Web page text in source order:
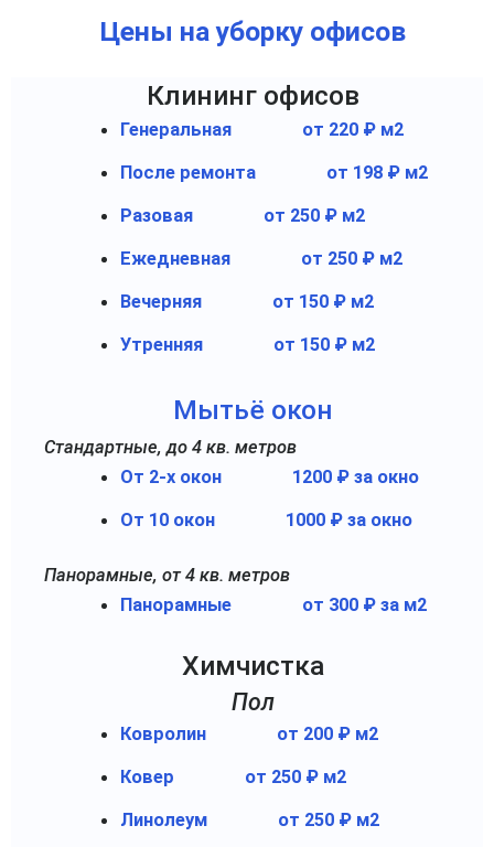
Цены на уборку офисов
Клининг офисов
Генеральная от 220 ₽ м2
После ремонта от 198 ₽ м2
Разовая от 250 ₽ м2
Ежедневная от 250 ₽ м2
Вечерняя от 150 ₽ м2
Утренняя от 150 ₽ м2
Мытьё окон
Стандартные, до 4 кв. метров
От 2-х окон
1200 ₽ за окно
От 10 окон 1000 ₽ за окно
Панорамные, от 4 кв. метров
Панорамные
от 300 ₽ за м2
Химчистка
Пол
Ковролин от 200 ₽ м2
Ковер от 250 ₽ м2
Линолеум от 250 ₽ м2